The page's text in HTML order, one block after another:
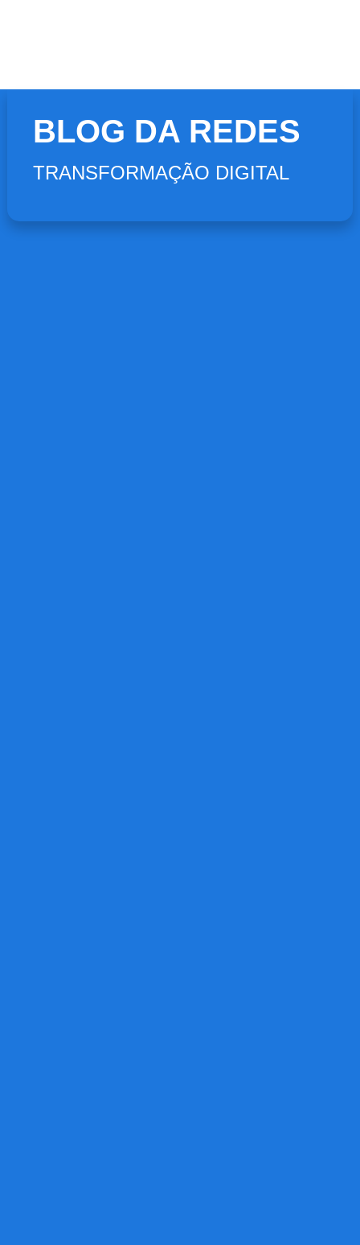
BLOG DA REDES
TRANSFORMAÇÃO DIGITAL